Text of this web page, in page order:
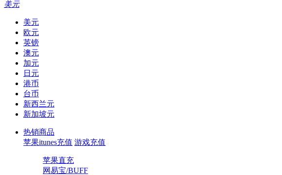
美元
美元
欧元
英镑
澳元
加元
日元
港币
台币
新西兰元
新加坡元
热销商品
苹果itunes充值 游戏充值
苹果直充
网易宝/BUFF